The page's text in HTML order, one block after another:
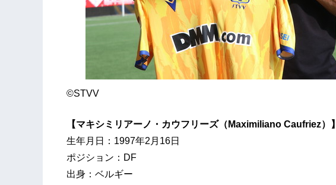
©︎STVV
【マキシミリアーノ・カウフリーズ（Maximiliano Caufriez）】
生年月日：1997年2月16日
ポジション：DF
出身：ベルギー